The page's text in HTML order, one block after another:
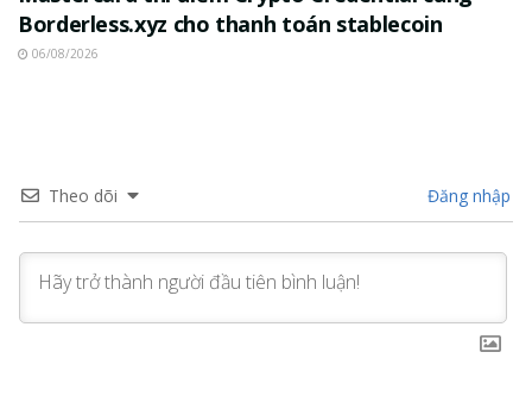
Borderless.xyz cho thanh toán stablecoin
06/08/2026
Theo dõi Đăng nhập